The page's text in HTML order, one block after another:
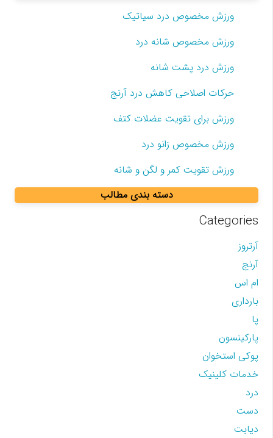
ورزش مخصوص درد سیاتیک
ورزش مخصوص شانه درد
ورزش درد پشت شانه
حرکات اصلاحی کاهش درد آرنج
ورزش برای تقویت عضلات کتف
ورزش مخصوص زانو درد
ورزش تقویت کمر و لگن و شانه
دسته بندی مطالب
Categories
آرتروز
آرنج
ام اس
بارداری
پا
پارکینسون
پوکی استخوان
خدمات کلینیک
درد
دست
دیابت